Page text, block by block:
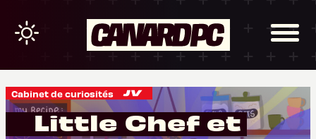
Cabinet de curiosités
Little Chef et